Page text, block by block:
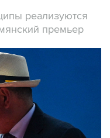
реализуются
премьер